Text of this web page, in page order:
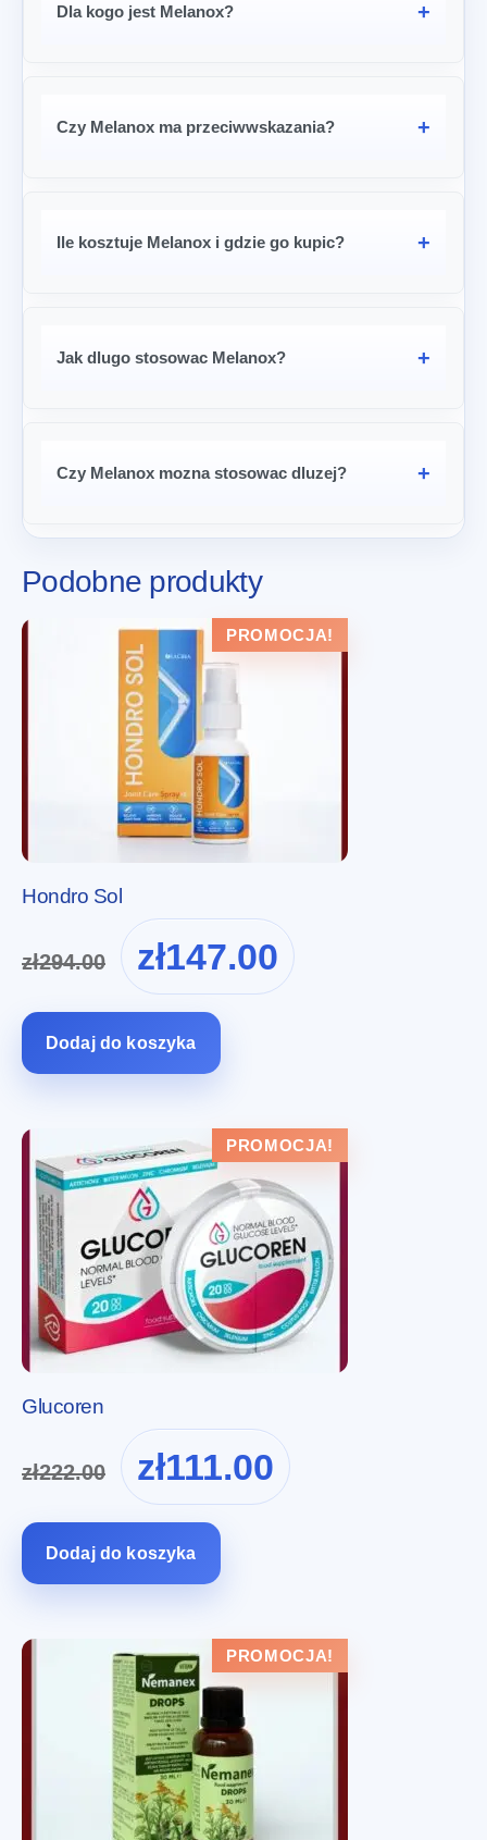
Dla kogo jest Melanox?
Czy Melanox ma przeciwwskazania?
Ile kosztuje Melanox i gdzie go kupic?
Jak dlugo stosowac Melanox?
Czy Melanox mozna stosowac dluzej?
Podobne produkty
PROMOCJA!
Hondro Sol
zł294.00
Pierwotna
cena
wynosiła:
zł147.00
cena
Dodaj do koszyka
PROMOCJA!
Glucoren
zł222.00
Pierwotna
cena
wynosiła:
zł111.00
cena
Dodaj do koszyka
PROMOCJA!